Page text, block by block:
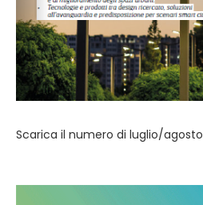
Scarica il numero di luglio/agosto